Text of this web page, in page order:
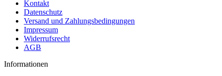
Kontakt
Datenschutz
Versand und Zahlungsbedingungen
Impressum
Widerrufsrecht
AGB
Informationen